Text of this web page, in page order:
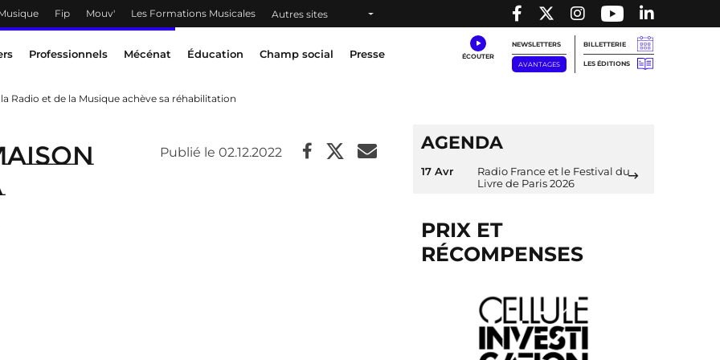
Fip Mouv' Les Formations Musicales Autres sites
Professionnels Mécénat Éducation Champ social Presse
NEWSLETTERS
AVANTAGES
BILLETTERIE
LES ÉDITIONS
Radio et de la Musique achève sa réhabilitation
Publié le 02.12.2022 AGENDA
17 Avr
Radio France et le Festival du
Livre de Paris 2026
PRIX ET
RÉCOMPENSES